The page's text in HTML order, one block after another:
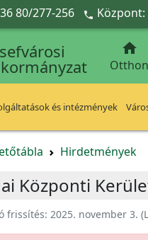
80/277-256  Központ:

Otthon
és intézmények
Hirdetmények
Központi
frissítés: 2025. november 3.